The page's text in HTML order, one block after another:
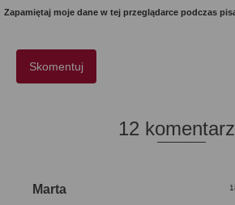
Zapamiętaj moje dane w tej przeglądarce podczas
12
Marta